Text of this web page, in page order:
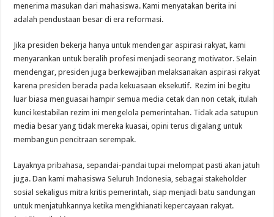
menerima masukan dari mahasiswa. Kami menyatakan berita ini
adalah pendustaan besar di era reformasi.
Jika presiden bekerja hanya untuk mendengar aspirasi rakyat, kami
menyarankan untuk beralih profesi menjadi seorang motivator. Selain
mendengar, presiden juga berkewajiban melaksanakan aspirasi rakyat
karena presiden berada pada kekuasaan eksekutif. Rezim ini begitu
luar biasa menguasai hampir semua media cetak dan non cetak, itulah
kunci kestabilan rezim ini mengelola pemerintahan. Tidak ada satupun
media besar yang tidak mereka kuasai, opini terus digalang untuk
membangun pencitraan serempak.
Layaknya pribahasa, sepandai-pandai tupai melompat pasti akan jatuh
juga. Dan kami mahasiswa Seluruh Indonesia, sebagai stakeholder
sosial sekaligus mitra kritis pemerintah, siap menjadi batu sandungan
untuk menjatuhkannya ketika mengkhianati kepercayaan rakyat.